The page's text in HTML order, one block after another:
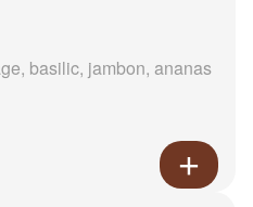
basilic, jambon, ananas